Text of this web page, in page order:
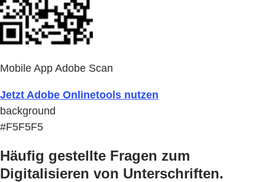
Mobile App Adobe Scan
Jetzt Adobe Onlinetools nutzen
background
#F5F5F5
Häufig gestellte Fragen zum
Digitalisieren von Unterschriften.